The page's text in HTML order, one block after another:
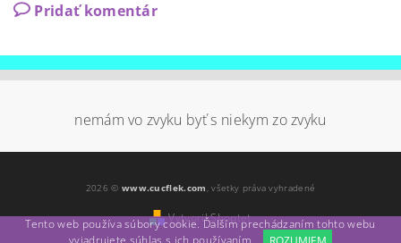
Pridať komentár
nemám vo zvyku byť s niekym zo zvyku
2026 © www.cucflek.com, všetky práva vyhradené
Vytvoril Shoptet
Tento web používa súbory cookie. Ďalším prechádzaním tohto webu